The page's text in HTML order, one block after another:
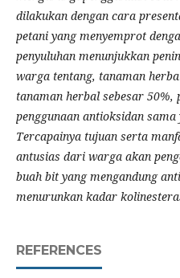
dilakukan dengan cara
petani yang menyemprot
penyuluhan menunjukkan
warga tentang, tanaman
tanaman herbal sebesar 50%,
penggunaan antioksidan sama
Tercapainya tujuan serta
antusias dari warga akan
buah bit yang mengandung
menurunkan kadar
REFERENCES